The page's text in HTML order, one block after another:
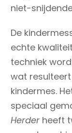
niet-
De
echte
techniek
wat
kindermes.
speciaal
Herder heeft